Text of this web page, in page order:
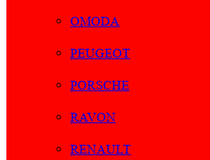
OMODA
PEUGEOT
PORSCHE
RAVON
RENAULT